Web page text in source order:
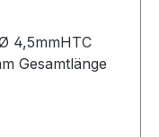
4,5mmHTC
Gesamtlänge